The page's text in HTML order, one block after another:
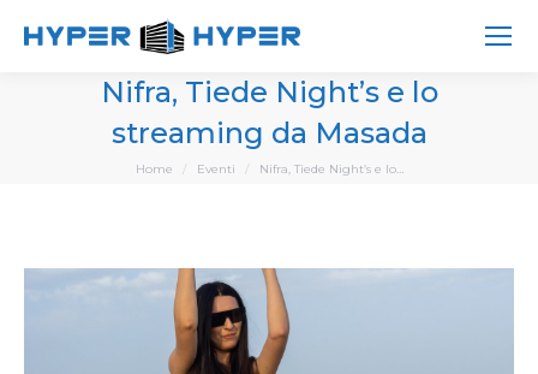
Nifra, Tiede Night’s e lo
streaming da Masada
You are here:
Home Eventi Nifra, Tiede Night’s e lo…